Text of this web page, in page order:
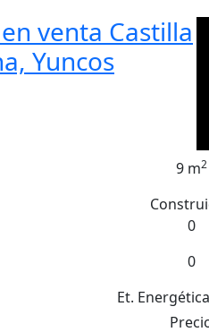
venta Castilla
Yuncos
9 m2
0
0
Et. Energética